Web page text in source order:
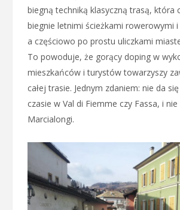
biegną techniką klasyczną trasą, która
biegnie letnimi ścieżkami rowerowymi
a częściowo po prostu uliczkami
To powoduje, że gorący doping w
mieszkańców i turystów towarzyszy
całej trasie. Jednym zdaniem: nie da
czasie w Val di Fiemme czy Fassa, i
Marcialongi.